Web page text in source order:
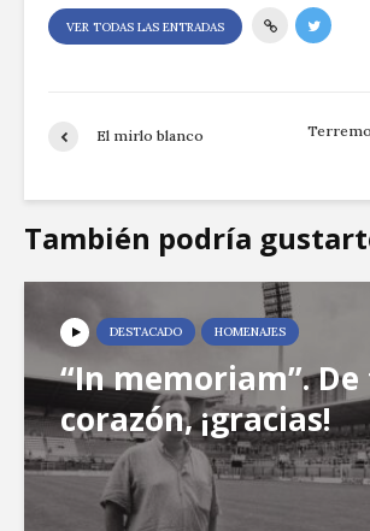
VER TODAS LAS ENTRADAS
El mirlo blanco
También podría
DESTACADO HOMENAJES
“In memoriam”.
corazón, ¡gracias!